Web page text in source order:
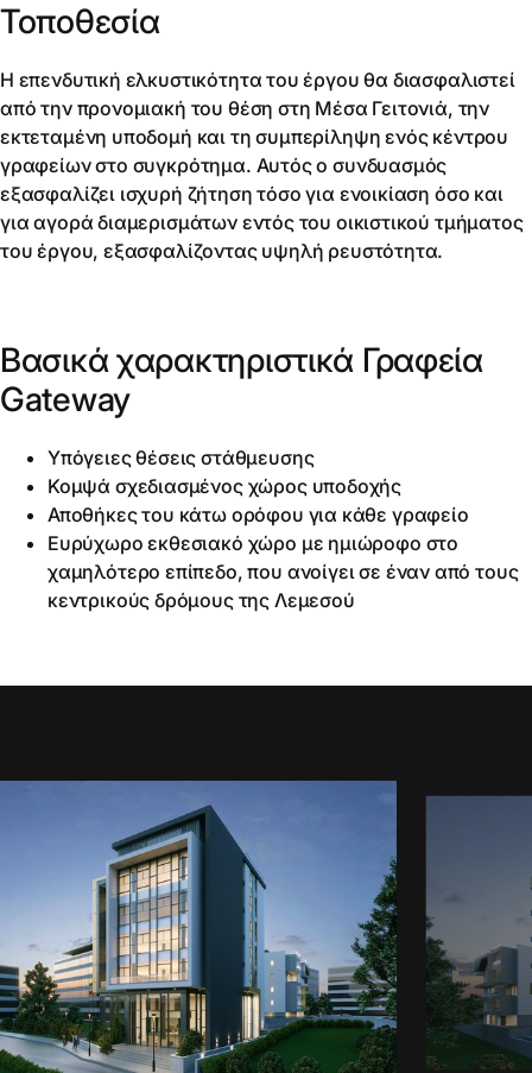
Τοποθεσία
Η επενδυτική ελκυστικότητα του έργου θα διασφαλιστεί
από την προνομιακή του θέση στη Μέσα Γειτονιά, την
εκτεταμένη υποδομή και τη συμπερίληψη ενός κέντρου
γραφείων στο συγκρότημα. Αυτός ο συνδυασμός
εξασφαλίζει ισχυρή ζήτηση τόσο για ενοικίαση όσο και
για αγορά διαμερισμάτων εντός του οικιστικού τμήματος
του έργου, εξασφαλίζοντας υψηλή ρευστότητα.
Βασικά χαρακτηριστικά Γραφεία
Gateway
Υπόγειες θέσεις στάθμευσης
Κομψά σχεδιασμένος χώρος υποδοχής
Αποθήκες του κάτω ορόφου για κάθε γραφείο
Ευρύχωρο εκθεσιακό χώρο με ημιώροφο στο
χαμηλότερο επίπεδο, που ανοίγει σε έναν από τους
κεντρικούς δρόμους της Λεμεσού